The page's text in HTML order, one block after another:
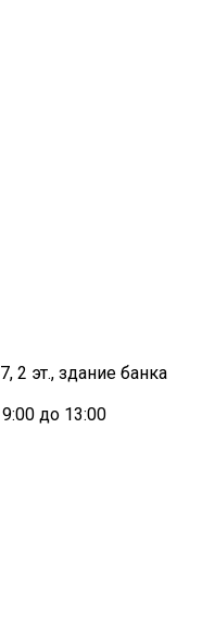
2 эт., здание банка
до 13:00